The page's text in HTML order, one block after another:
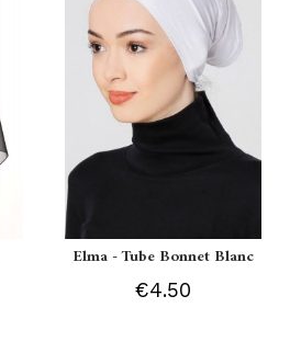
Elma - Tube Bonnet Blanc
€4.50